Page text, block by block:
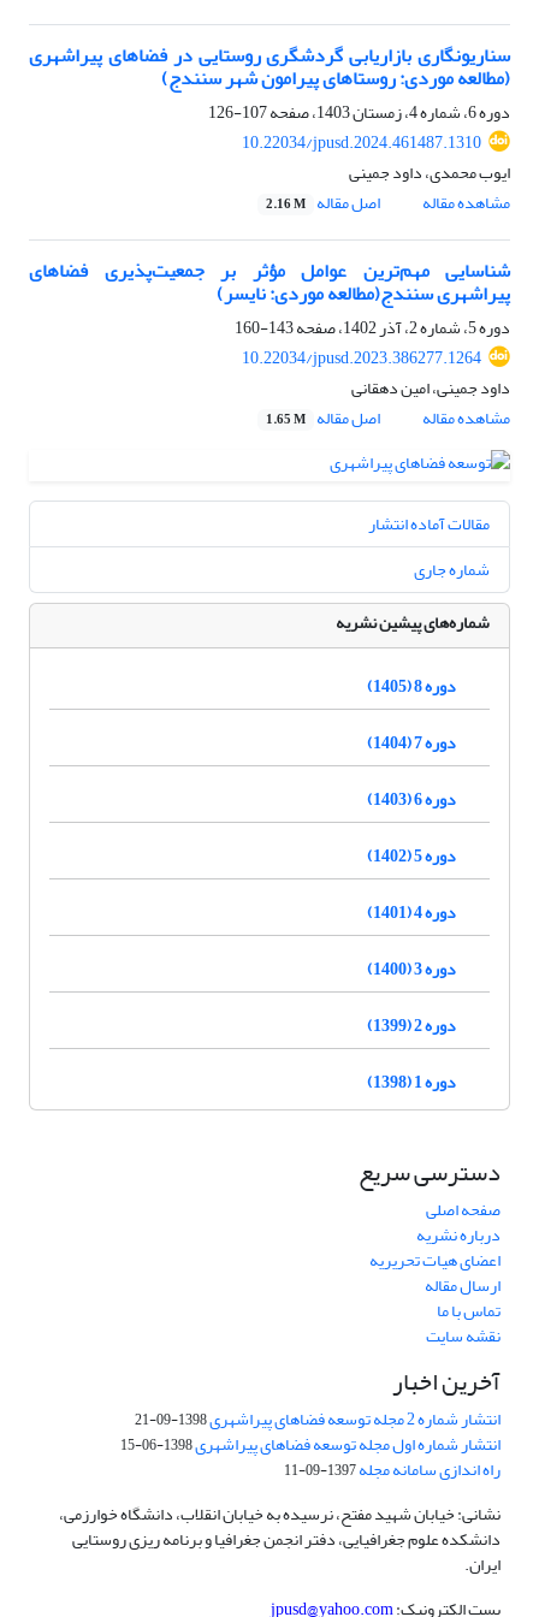
سناریونگاری بازاریابی گردشگری روستایی در فضاهای پیراشهری
(مطالعه موردی: روستاهای پیرامون شهر سنندج)
دوره 6، شماره 4، زمستان 1403، صفحه
107-126
10.22034/jpusd.2024.461487.1310
ایوب محمدی، داود جمینی
مشاهده مقاله
اصل مقاله 2.16 M
شناسایی مهم‌ترین عوامل مؤثر بر جمعیت‌پذیری فضاهای
پیراشهری سنندج(مطالعه موردی: نایسر)
دوره 5، شماره 2، آذر 1402، صفحه
143-160
10.22034/jpusd.2023.386277.1264
داود جمینی، امین دهقانی
مشاهده مقاله
اصل مقاله 1.65 M
مقالات آماده انتشار
شماره جاری
شماره‌های پیشین نشریه
دوره 8 (1405)
دوره 7 (1404)
دوره 6 (1403)
دوره 5 (1402)
دوره 4 (1401)
دوره 3 (1400)
دوره 2 (1399)
دوره 1 (1398)
دسترسی سریع
صفحه اصلی
درباره نشریه
اعضای هیات تحریریه
ارسال مقاله
تماس با ما
نقشه سایت
آخرین اخبار
انتشار شماره 2 مجله توسعه فضاهای پیراشهری 1398-09-21
انتشار شماره اول مجله توسعه فضاهای پیراشهری1398-06-15
راه اندازی سامانه مجله1397-09-11
نشانی: خیابان شهید مفتح، نرسیده به خیابان انقلاب، دانشگاه خوارزمی،
دانشکده علوم جغرافیایی، دفتر انجمن جغرافیا و برنامه ریزی روستایی
ایران.
پست الکترونیک:jpusd@yahoo.com